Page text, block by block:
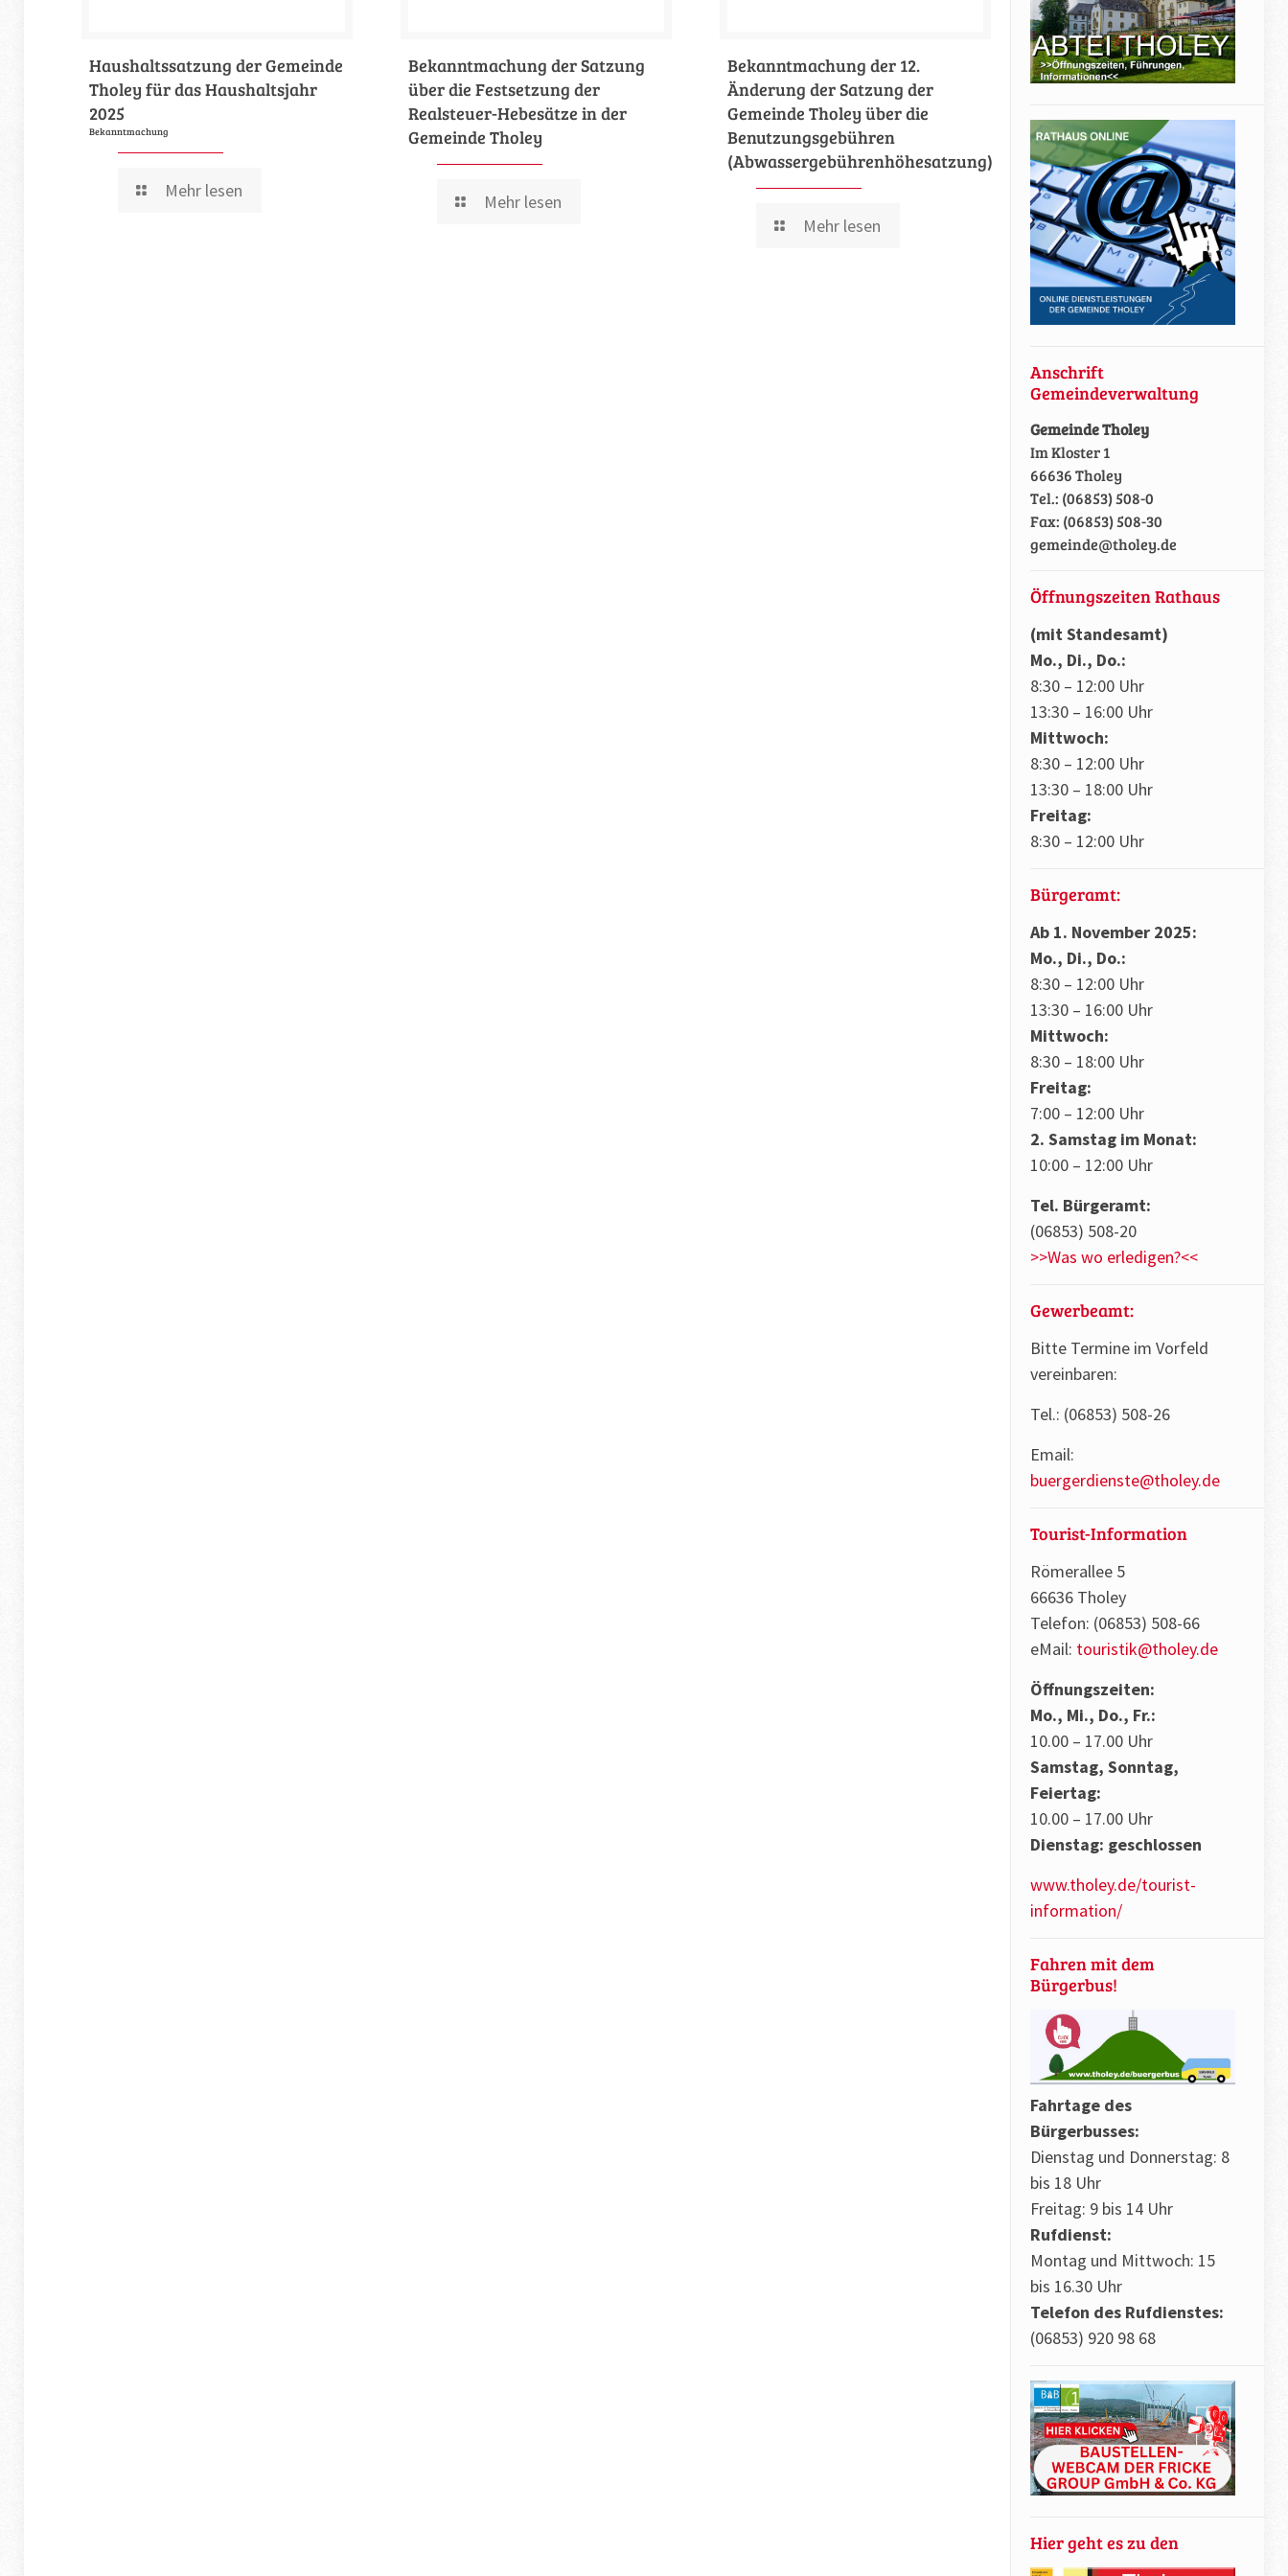
Haushaltssatzung der Gemeinde
Tholey für das Haushaltsjahr
2025
Bekanntmachung
Mehr lesen
Bekanntmachung der Satzung
über die Festsetzung der
Realsteuer-Hebesätze in der
Gemeinde Tholey
Mehr lesen
Bekanntmachung der 12.
Änderung der Satzung der
Gemeinde Tholey über die
Benutzungsgebühren
(Abwassergebührenhöhesatzung)
Mehr lesen
Anschrift
Gemeindeverwaltung
Gemeinde Tholey
Im Kloster 1
66636 Tholey
Tel.: (06853) 508-0
Fax: (06853) 508-30
gemeinde@tholey.de
Öffnungszeiten Rathaus
(mit Standesamt)
Mo., Di., Do.:
8:30 – 12:00 Uhr
13:30 – 16:00 Uhr
Mittwoch:
8:30 – 12:00 Uhr
13:30 – 18:00 Uhr
Freitag:
8:30 – 12:00 Uhr
Bürgeramt:
Ab 1. November 2025:
Mo., Di., Do.:
8:30 – 12:00 Uhr
13:30 – 16:00 Uhr
Mittwoch:
8:30 – 18:00 Uhr
Freitag:
7:00 – 12:00 Uhr
2. Samstag im Monat:
10:00 – 12:00 Uhr
Tel. Bürgeramt:
(06853) 508-20
>>Was wo erledigen?<<
Gewerbeamt:
Bitte Termine im Vorfeld
vereinbaren:
Tel.: (06853) 508-26
Email:
buergerdienste@tholey.de
Tourist-Information
Römerallee 5
66636 Tholey
Telefon: (06853) 508-66
eMail: touristik@tholey.de
Öffnungszeiten:
Mo., Mi., Do., Fr.:
10.00 – 17.00 Uhr
Samstag, Sonntag,
Feiertag:
10.00 – 17.00 Uhr
Dienstag: geschlossen
www.tholey.de/tourist-
information/
Fahren mit dem
Bürgerbus!
Fahrtage des
Bürgerbusses:
Dienstag und Donnerstag: 8
bis 18 Uhr
Freitag: 9 bis 14 Uhr
Rufdienst:
Montag und Mittwoch: 15
bis 16.30 Uhr
Telefon des Rufdienstes:
(06853) 920 98 68
Hier geht es zu den